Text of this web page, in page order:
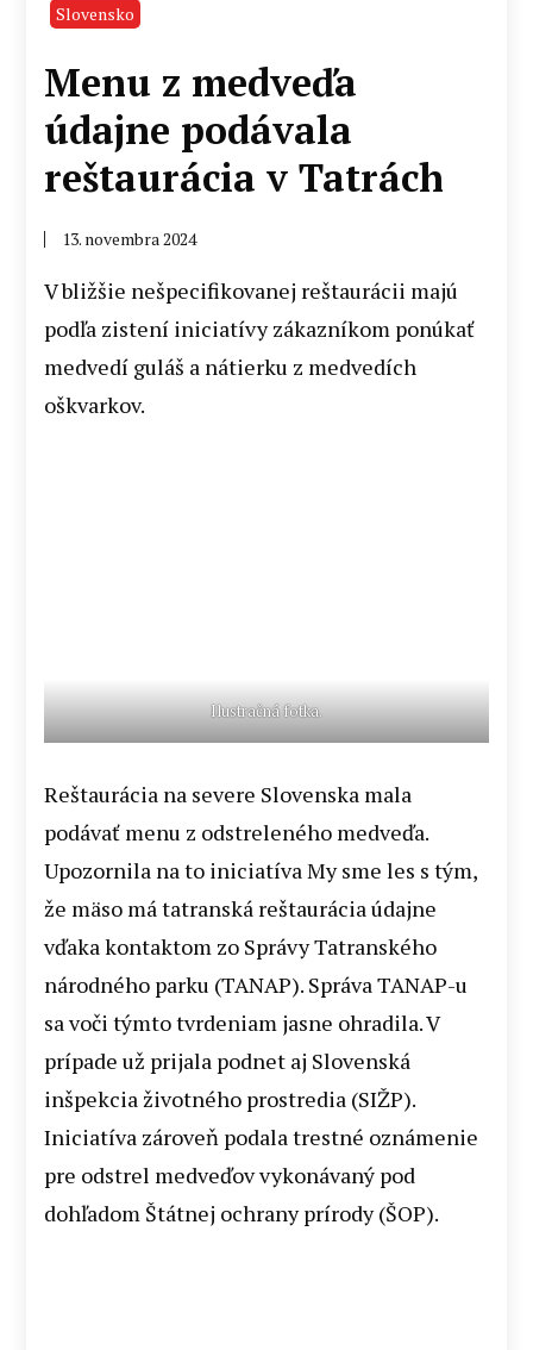
Slovensko
Menu z medveďa
údajne podávala
reštaurácia v Tatrách
13. novembra 2024
V bližšie nešpecifikovanej reštaurácii majú
podľa zistení iniciatívy zákazníkom ponúkať
medvedí guláš a nátierku z medvedích
oškvarkov.
Ilustračná fotka.
Reštaurácia na severe Slovenska mala
podávať menu z odstreleného medveďa.
Upozornila na to iniciatíva My sme les s tým,
že mäso má tatranská reštaurácia údajne
vďaka kontaktom zo Správy Tatranského
národného parku (TANAP). Správa TANAP-u
sa voči týmto tvrdeniam jasne ohradila. V
prípade už prijala podnet aj Slovenská
inšpekcia životného prostredia (SIŽP).
Iniciatíva zároveň podala trestné oznámenie
pre odstrel medveďov vykonávaný pod
dohľadom Štátnej ochrany prírody (ŠOP).